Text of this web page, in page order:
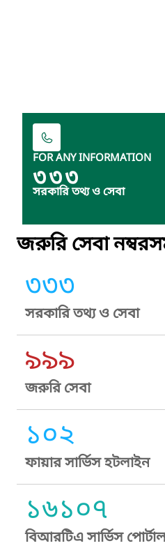
FOR ANY INFORMATION
৩৩৩
সরকারি তথ্য ও সেবা
জরুরি সেবা
৩৩৩
সরকারি তথ্য ও সেবা
৯৯৯
জরুরি সেবা
১০২
ফায়ার সার্ভিস হটলাইন
১৬১০৭
বিআরটিএ সার্ভিস